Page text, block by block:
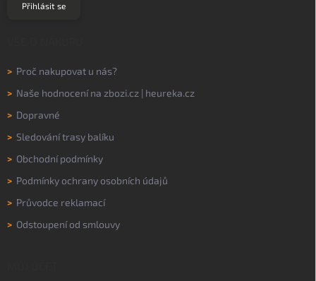
Přihlásit se
> Proč nakupovat u nás?
> Naše hodnocení na zbozi.cz | heureka.cz
> Dopravné
> Sledování trasy balíku
> Obchodní podmínky
> Podmínky ochrany osobních údajů
> Průvodce reklamací
> Odstoupení od smlouvy